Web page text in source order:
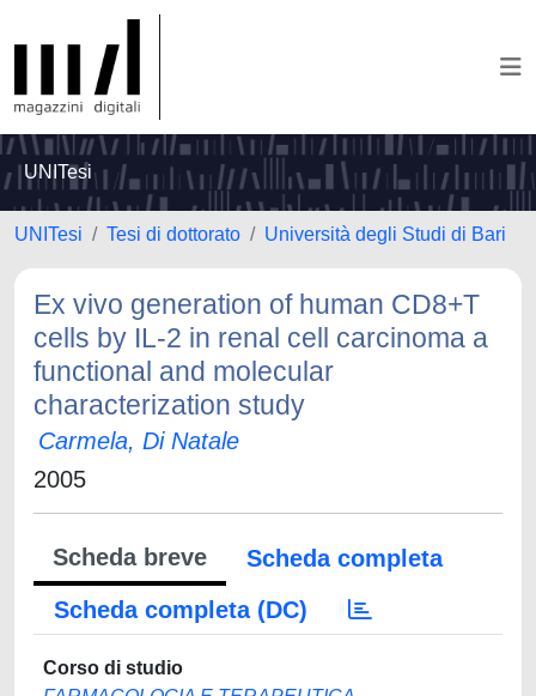
UNITesi
UNITesi Tesi di dottorato Università degli Studi di Bari
Ex vivo generation of human CD8+T
cells by IL-2 in renal cell carcinoma a
functional and molecular
characterization study
Carmela, Di Natale
2005
Scheda breve
Scheda completa
Scheda completa (DC)
Corso di studio